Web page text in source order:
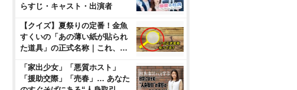
らすじ・キャスト・出演者
【クイズ】夏祭りの定番！金魚
すくいの「あの薄い紙が貼られ
た道具」の正式名称｜これ、…
「家出少女」「悪質ホスト」
「援助交際」「売春」… あなた